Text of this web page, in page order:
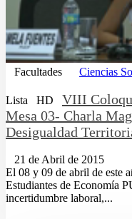
Facultades Ciencias
Lista HD
VIII
Mesa 03- Charla
Desigualdad
21 de Abril de 2015
El 08 y 09 de abril de este
Estudiantes de Economía
incertidumbre laboral,...